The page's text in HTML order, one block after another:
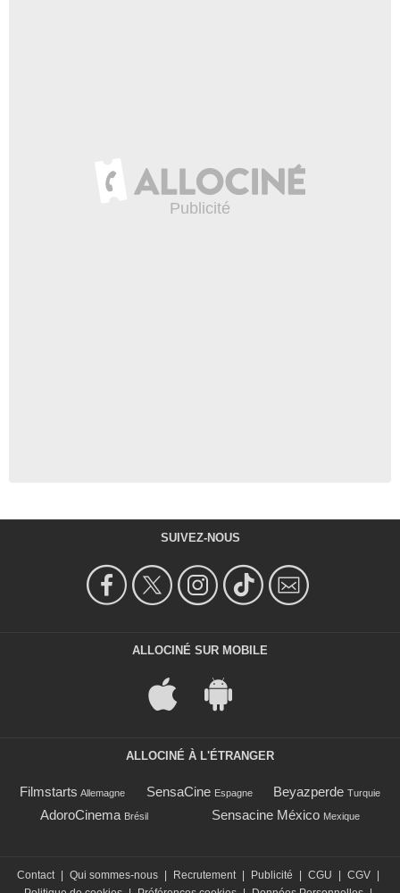
SUIVEZ-NOUS
ALLOCINÉ SUR MOBILE
ALLOCINÉ À L'ÉTRANGER
Filmstarts Allemagne SensaCine Espagne Beyazperde Turquie
AdoroCinema Brésil Sensacine México Mexique
Contact Qui sommes-nous Recrutement Publicité CGU CGV